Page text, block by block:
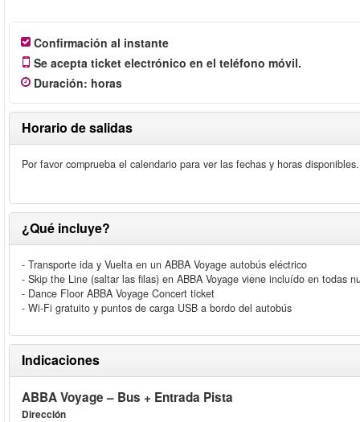
Confirmación al instante
Se acepta ticket electrónico en el teléfono móvil.
Duración: horas
Horario de salidas
Por favor comprueba el calendario para ver las fechas y horas disponibles.
¿Qué incluye?
- Transporte ida y Vuelta en un ABBA Voyage autobús eléctrico
- Skip the Line (saltar las filas) en ABBA Voyage viene incluído en todas
- Dance Floor ABBA Voyage Concert ticket
- Wi-Fi gratuito y puntos de carga USB a bordo del autobús
Indicaciones
ABBA Voyage – Bus + Entrada Pista
Dirección